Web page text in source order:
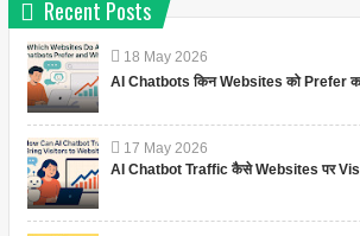
Recent Posts
18 May 2026
AI Chatbots किन Websites को Prefer
17 May 2026
AI Chatbot Traffic कैसे Websites पर